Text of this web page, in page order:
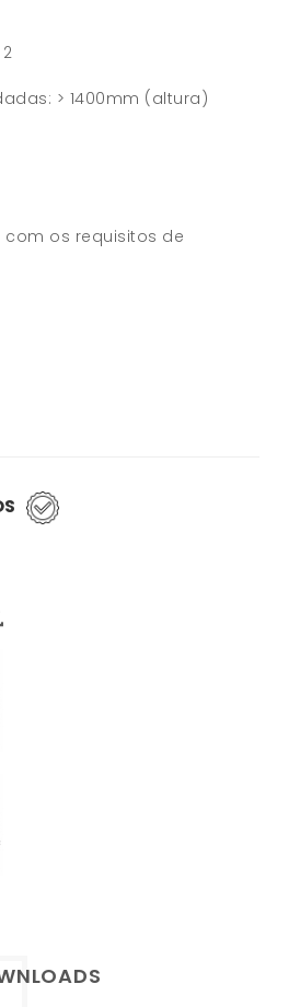
> 1400mm (altura)
os requisitos de